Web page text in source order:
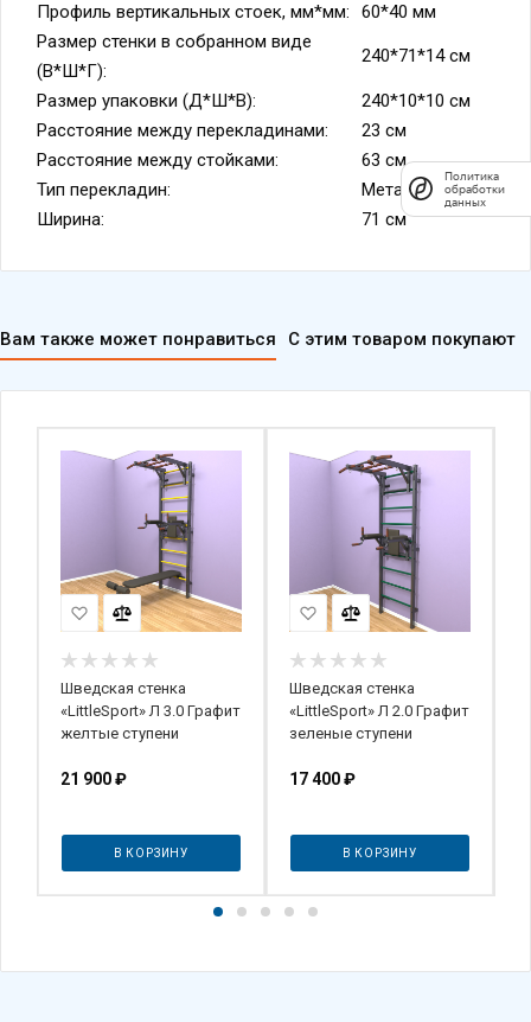
Профиль вертикальных стоек, мм*мм:
60*40 мм
Размер стенки в собранном виде
(В*Ш*Г):
240*71*14 см
Размер упаковки (Д*Ш*В):
240*10*10 см
Расстояние между перекладинами:
23 см
Расстояние между стойками:
63 см
Тип перекладин:
Металл+ПВХ
Ширина:
71 см
Вам также может понравиться С этим товаром покупают
Шведская стенка
«LittleSport» Л 3.0 Графит
желтые ступени
21 900₽
В КОРЗИНУ
Шведская стенка
«LittleSport» Л 2.0 Графит
зеленые ступени
17 400₽
В КОРЗИНУ